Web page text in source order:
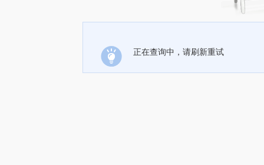
正在查询中，请刷新重试